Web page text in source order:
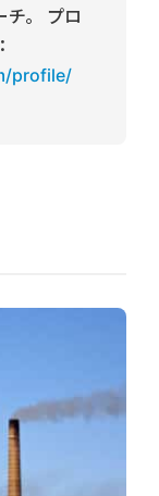
チ。 プロ
profile/